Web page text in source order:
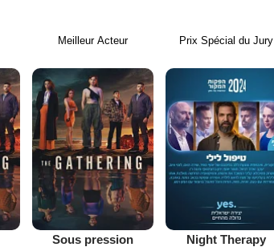
Meilleur Acteur
Sous pression
Prix Spécial du Jury
Night Therapy